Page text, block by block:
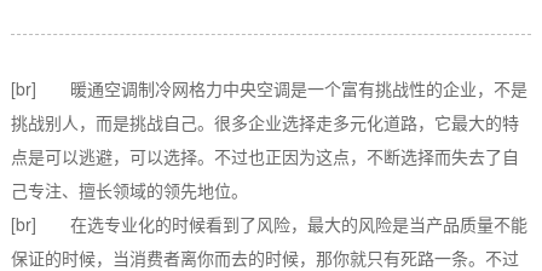
[br] 暖通空调制冷网格力中央空调是一个富有挑战性的企业，不是
挑战别人，而是挑战自己。很多企业选择走多元化道路，它最大的特
点是可以逃避，可以选择。不过也正因为这点，不断选择而失去了自
己专注、擅长领域的领先地位。
[br] 在选专业化的时候看到了风险，最大的风险是当产品质量不能
保证的时候，当消费者离你而去的时候，那你就只有死路一条。不过